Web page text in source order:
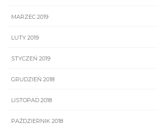
MARZEC 2019
LUTY 2019
STYCZEŃ 2019
GRUDZIEŃ 2018
LISTOPAD 2018
PAŹDZIERNIK 2018